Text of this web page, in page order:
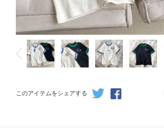
このアイテムをシェアする